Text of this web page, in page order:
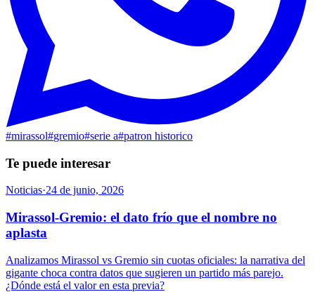
#mirassol#gremio#serie a#patron historico
Te puede interesar
Noticias·24 de junio, 2026
Mirassol-Gremio: el dato frío que el nombre no
aplasta
Analizamos Mirassol vs Gremio sin cuotas oficiales: la narrativa del
gigante choca contra datos que sugieren un partido más parejo.
¿Dónde está el valor en esta previa?